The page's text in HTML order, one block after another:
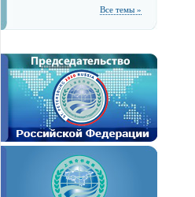
Все темы »